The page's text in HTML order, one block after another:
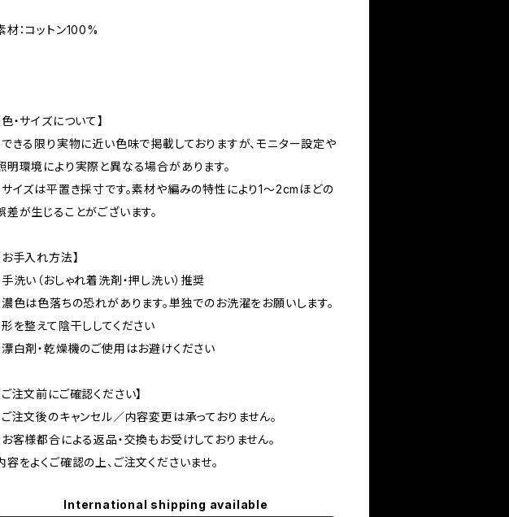
材：コットン100%
色・サイズについて】
できる限り実物に近い色味で掲載しておりますが、モニター設定や
明環境により実際と異なる場合があります。
サイズは平置き採寸です。素材や編みの特性により1〜2cmほどの
差が生じることがございます。
お手入れ方法】
手洗い（おしゃれ着洗剤・押し洗い）推奨
濃色は色落ちの恐れがあります。単独でのお洗濯をお願いします。
形を整えて陰干ししてください
漂白剤・乾燥機のご使用はお避けください
ご注文前にご確認ください】
ご注文後のキャンセル／内容変更は承っておりません。
お客様都合による返品・交換もお受けしておりません。
容をよくご確認の上、ご注文くださいませ。
International shipping available